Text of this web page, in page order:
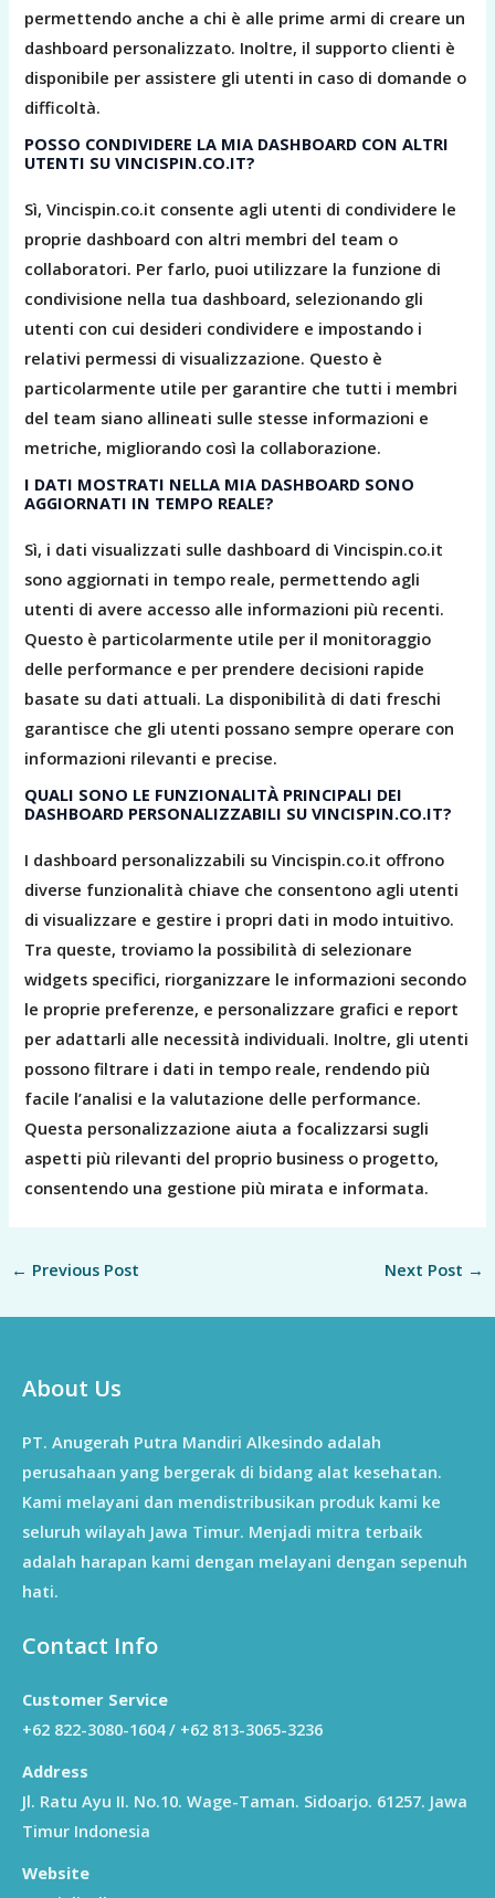
permettendo anche a chi è alle prime armi di creare un
dashboard personalizzato. Inoltre, il supporto clienti è
disponibile per assistere gli utenti in caso di domande o
difficoltà.
POSSO CONDIVIDERE LA MIA DASHBOARD CON ALTRI
UTENTI SU VINCISPIN.CO.IT?
Sì, Vincispin.co.it consente agli utenti di condividere le
proprie dashboard con altri membri del team o
collaboratori. Per farlo, puoi utilizzare la funzione di
condivisione nella tua dashboard, selezionando gli
utenti con cui desideri condividere e impostando i
relativi permessi di visualizzazione. Questo è
particolarmente utile per garantire che tutti i membri
del team siano allineati sulle stesse informazioni e
metriche, migliorando così la collaborazione.
I DATI MOSTRATI NELLA MIA DASHBOARD SONO
AGGIORNATI IN TEMPO REALE?
Sì, i dati visualizzati sulle dashboard di Vincispin.co.it
sono aggiornati in tempo reale, permettendo agli
utenti di avere accesso alle informazioni più recenti.
Questo è particolarmente utile per il monitoraggio
delle performance e per prendere decisioni rapide
basate su dati attuali. La disponibilità di dati freschi
garantisce che gli utenti possano sempre operare con
informazioni rilevanti e precise.
QUALI SONO LE FUNZIONALITÀ PRINCIPALI DEI
DASHBOARD PERSONALIZZABILI SU VINCISPIN.CO.IT?
I dashboard personalizzabili su Vincispin.co.it offrono
diverse funzionalità chiave che consentono agli utenti
di visualizzare e gestire i propri dati in modo intuitivo.
Tra queste, troviamo la possibilità di selezionare
widgets specifici, riorganizzare le informazioni secondo
le proprie preferenze, e personalizzare grafici e report
per adattarli alle necessità individuali. Inoltre, gli utenti
possono filtrare i dati in tempo reale, rendendo più
facile l’analisi e la valutazione delle performance.
Questa personalizzazione aiuta a focalizzarsi sugli
aspetti più rilevanti del proprio business o progetto,
consentendo una gestione più mirata e informata.
← Previous Post Next Post →
About Us
PT. Anugerah Putra Mandiri Alkesindo adalah
perusahaan yang bergerak di bidang alat kesehatan.
Kami melayani dan mendistribusikan produk kami ke
seluruh wilayah Jawa Timur. Menjadi mitra terbaik
adalah harapan kami dengan melayani dengan sepenuh
hati.
Contact Info
Customer Service
+62 822-3080-1604 / +62 813-3065-3236
Address
Jl. Ratu Ayu II. No.10. Wage-Taman. Sidoarjo. 61257. Jawa
Timur Indonesia
Website